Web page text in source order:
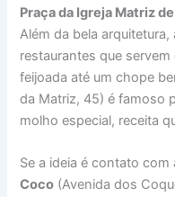
Praça da Igreja Matriz
Além da bela
restaurantes que
feijoada até um chope
da Matriz, 45) é famoso
molho especial, receita
Se a ideia é contato com
Coco (Avenida dos